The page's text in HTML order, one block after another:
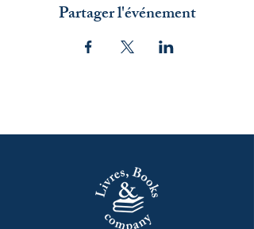
Partager l'événement